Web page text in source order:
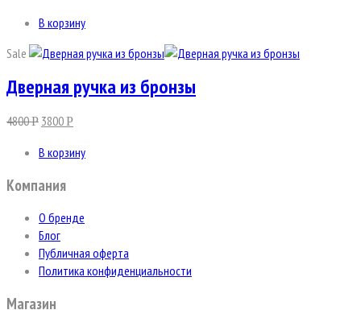
В корзину
Sale
Дверная ручка из бронзы
4800Р 3800Р
В корзину
Компания
О бренде
Блог
Публичная оферта
Политика конфиденциальности
Магазин